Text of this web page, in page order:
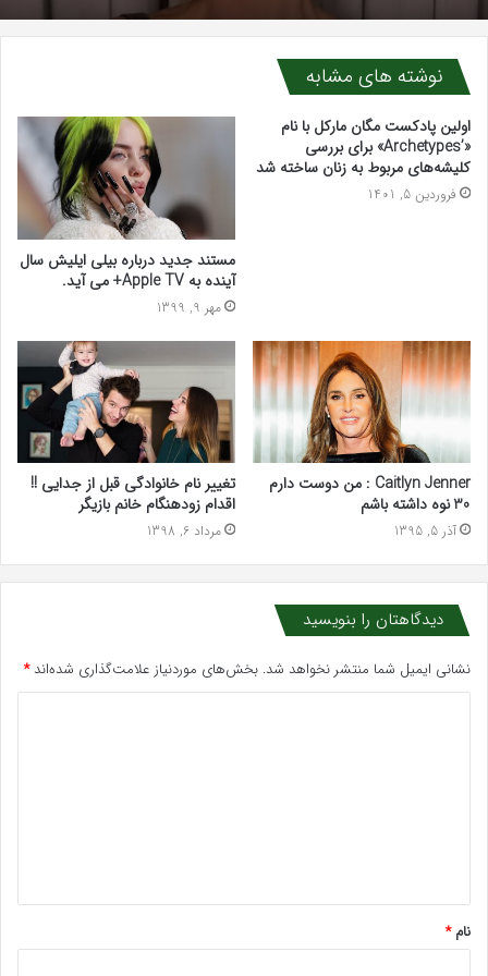
نوشته های مشابه
اولین پادکست مگان مارکل با نام
«’Archetypes» برای بررسی
کلیشه‌های مربوط به زنان ساخته شد
فروردین 5, 1401
مستند جدید درباره بیلی ایلیش سال
آینده به Apple TV+ می آید.
مهر 9, 1399
Caitlyn Jenner : من دوست دارم
30 نوه داشته باشم
آذر 5, 1395
تغییر نام خانوادگی قبل از جدایی !!
اقدام زودهنگام خانم بازیگر
مرداد 6, 1398
دیدگاهتان را بنویسید
نشانی ایمیل شما منتشر نخواهد شد. بخش‌های موردنیاز علامت‌گذاری شده‌اند*
*
نام*